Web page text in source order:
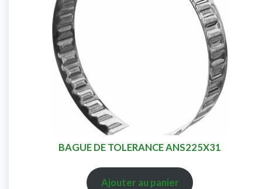
BAGUE DE TOLERANCE ANS225X31
Ajouter au panier